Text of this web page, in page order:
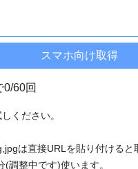
0/60回
ください。
は直接URLを貼り付けると
調整中です)使います。